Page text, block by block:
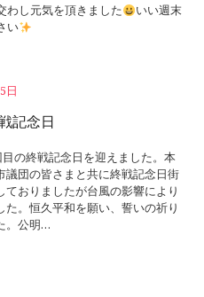
わし元気を頂きました
いい週末
い
日
記念日
の終戦記念日を迎えました。本
議団の皆さまと共に終戦記念日街
ておりましたが台風の影響により
た。恒久平和を願い、誓いの祈り
。公明…